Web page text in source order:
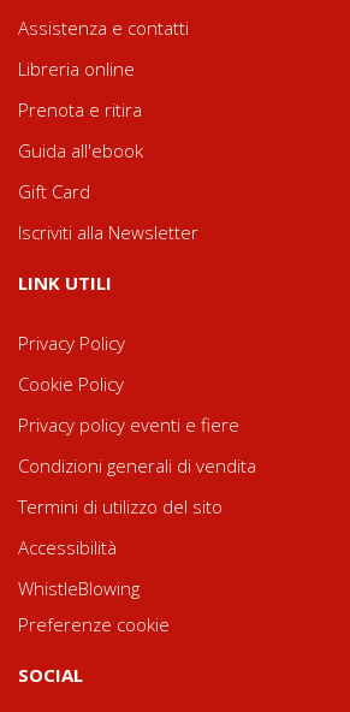
Assistenza e contatti
Libreria online
Prenota e ritira
Guida all'ebook
Gift Card
Iscriviti alla Newsletter
LINK UTILI
Privacy Policy
Cookie Policy
Privacy policy eventi e fiere
Condizioni generali di vendita
Termini di utilizzo del sito
Accessibilità
WhistleBlowing
Preferenze cookie
SOCIAL